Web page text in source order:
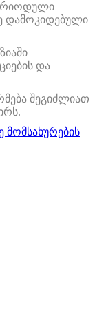
დამოკიდებული
და
შეგიძლიათ
მომსახურების